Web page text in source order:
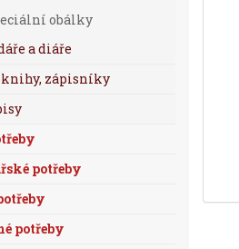
obálky
a diáře
knihy, zápisníky
potřeby
potřeby